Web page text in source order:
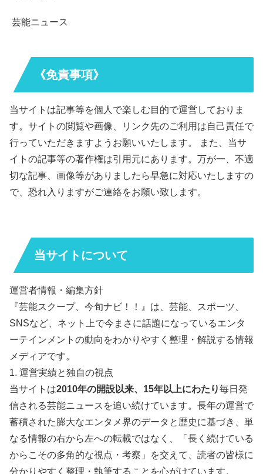
芸能ニュース
《免責事項》
当サイトは記事等を個人で楽しむ目的で運営しておりま
す。サイトの閲覧や画像、リンク先のご利用は自己責任で
行っていただきますようお願いいたします。 また、当サ
イトの記事等の著作権は引用元にあります。万が一、不適
切な記事、画像等がありましたら早急に対応いたしますの
で、恐れ入りますがご連絡をお願い致します。
当サイトについて
運営者情報・編集方針
『芸能スクープ、今旬ナビ！！』は、芸能、スポーツ、
SNSなど、ネット上で今まさに話題になっているエンタ
ーテインメントの動向をわかりやすく整理・解説する情報
メディアです。
1. 運営実績と独自の視点
当サイトは2010年の開設以来、15年以上にわたり毎日発
信される芸能ニュースを追い続けています。長年の運営で
蓄積された膨大なエンタメ界のデータと歴史に基づき、単
なる情報の右から左への転載ではなく、「長く続けている
からこその多角的な視点・考察」を交えて、読者の皆様に
分かりやすく整理・執筆することを心がけています。